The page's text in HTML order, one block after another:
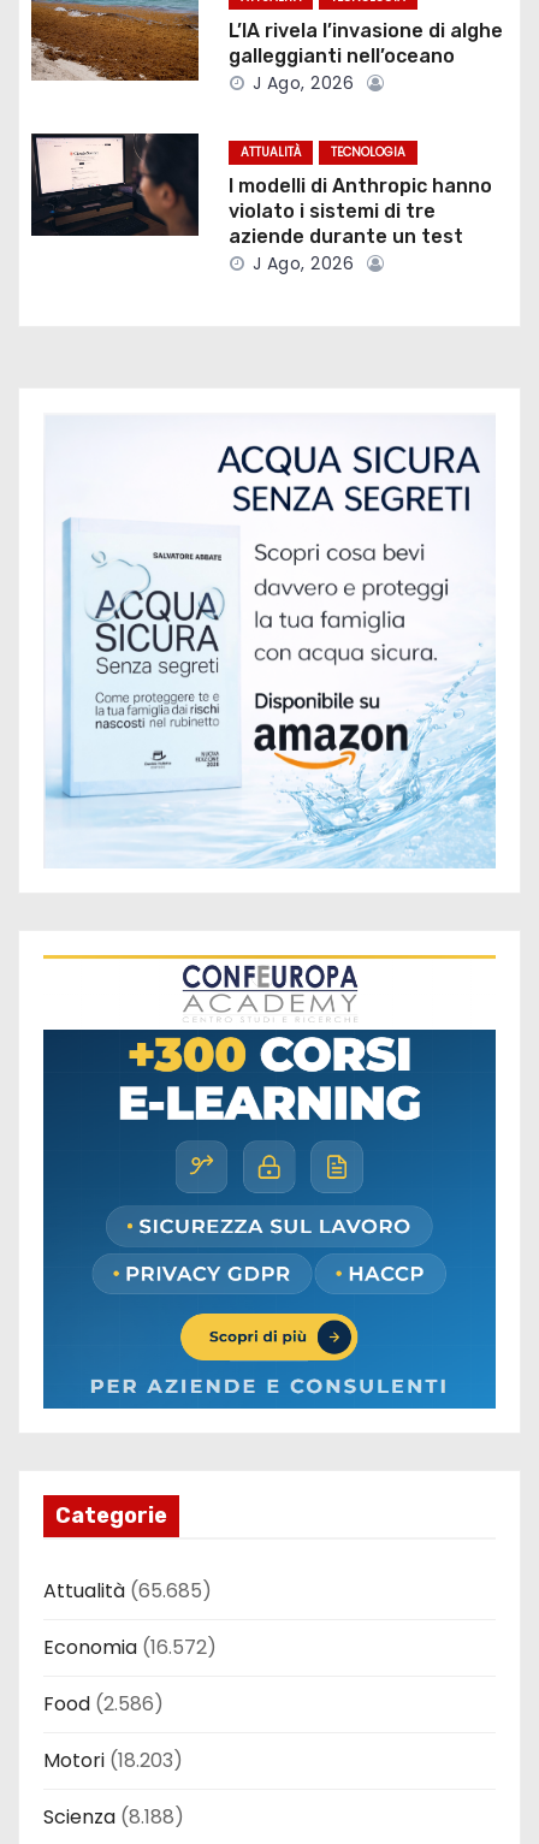
n
a
r
t
L’IA rivela l’invasione di alghe
galleggianti nell’oceano
J Ago, 2026
ATTUALITÀ TECNOLOGIA
I modelli di Anthropic hanno
violato i sistemi di tre
aziende durante un test
J Ago, 2026
Categorie
Attualità (65.685)
Economia (16.572)
Food (2.586)
Motori (18.203)
Scienza (8.188)